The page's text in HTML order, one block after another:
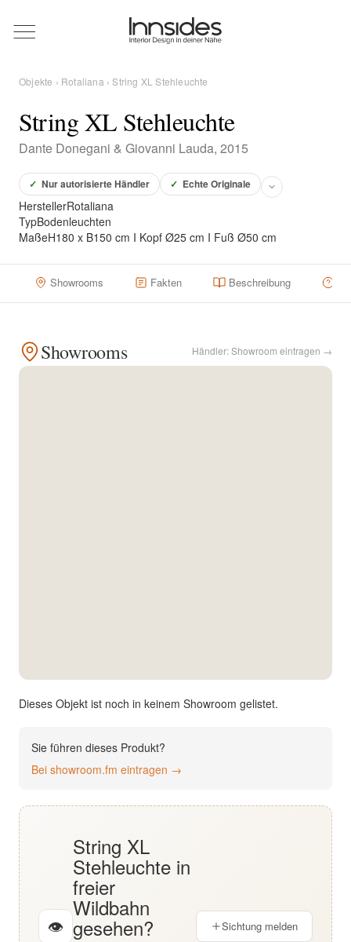
Magazin
Showrooms
Designer
Objekte
Über uns
Deutsch
Objekte › Rotaliana › String XL Stehleuchte
String XL Stehleuchte
Dante Donegani & Giovanni Lauda, 2015
✓ Nur autorisierte Händler ✓ Echte Originale
HerstellerRotaliana
TypBodenleuchten
MaßeH180 x B150 cm I Kopf Ø25 cm I Fuß Ø50 cm
Showrooms Fakten Beschreibung
Showrooms Händler: Showroom eintragen →
Dieses Objekt ist noch in keinem Showroom gelistet.
Sie führen dieses Produkt?
Bei showroom.fm eintragen →
👁
String XL
Stehleuchte in
freier
Wildbahn
gesehen? Sichtung melden